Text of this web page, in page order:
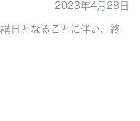
2023年4月28日
日となることに伴い、終